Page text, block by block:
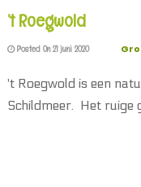
’t Roegwold
Posted On 21 juni 2020
't Roegwold is een
Schildmeer. Het ruige